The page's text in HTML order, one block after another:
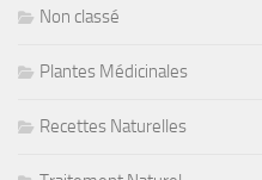
Non classé
Plantes Médicinales
Recettes Naturelles